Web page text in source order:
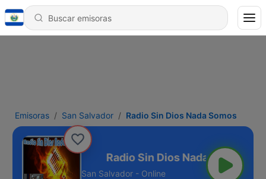
Emisoras San Salvador Radio Sin Dios Nada Somos
Nada Somos
San Salvador - Online